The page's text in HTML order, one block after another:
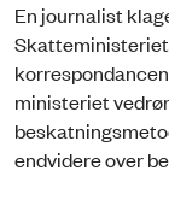
En journalist
ministeriet
endvidere over